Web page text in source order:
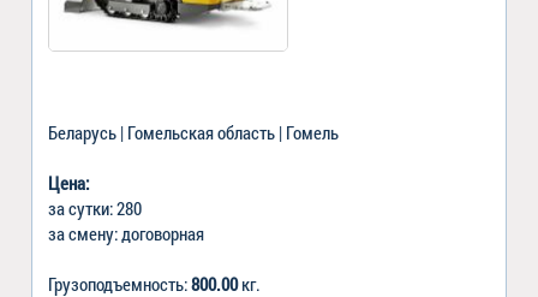
Беларусь | Гомельская область | Гомель
Цена:
за сутки: 280
за смену: договорная
Грузоподъемность:800.00кг.